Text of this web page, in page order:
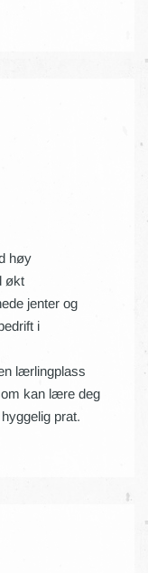
høy
økt
jenter og
i
lærlingplass
kan lære deg
prat.